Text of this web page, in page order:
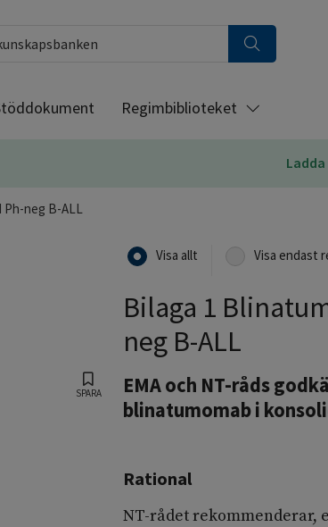
Regimbiblioteket
Ph-neg B-ALL
Visa allt Visa endast
Bilaga 1
neg B-ALL
SPARA
EMA och NT-råds
blinatumomab i
Rational
NT-rådet rekommenderar,